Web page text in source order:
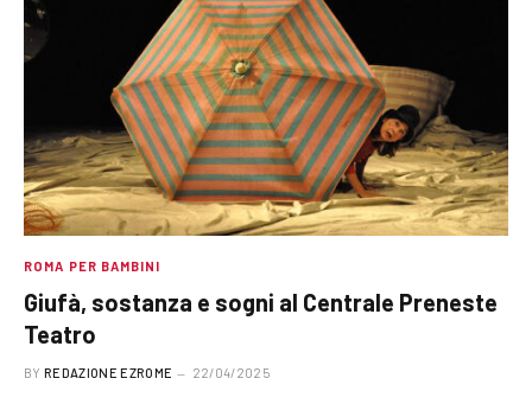
ROMA PER BAMBINI
Giufà, sostanza e sogni al Centrale Preneste
Teatro
BY REDAZIONE EZROME 22/04/2025